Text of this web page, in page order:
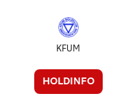
KFUM
HOLDINFO